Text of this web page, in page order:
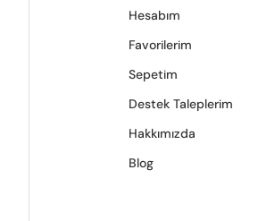
Hesabım
Favorilerim
Sepetim
Destek Taleplerim
Hakkımızda
Blog